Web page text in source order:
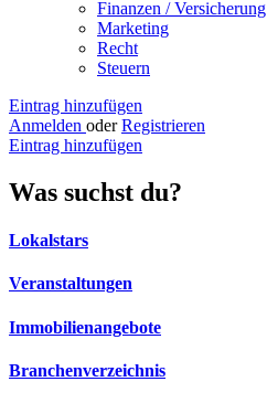
Finanzen / Versicherung
Marketing
Recht
Steuern
Eintrag hinzufügen
Anmelden oder Registrieren
Eintrag hinzufügen
Was suchst du?
Lokalstars
Veranstaltungen
Immobilienangebote
Branchenverzeichnis